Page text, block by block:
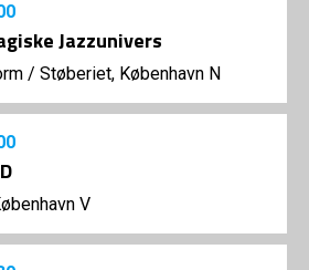
Jazzunivers
/ Støberiet, København N
V